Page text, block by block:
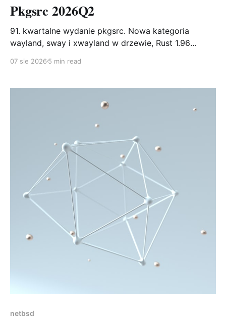
Pkgsrc 2026Q2
91. kwartalne wydanie pkgsrc. Nowa kategoria
wayland, sway i xwayland w drzewie, Rust 1.96
wreszcie zastąpić pbulk. 187 nowych pakietów, 3072
07 sie 2026 5 min read
netbsd